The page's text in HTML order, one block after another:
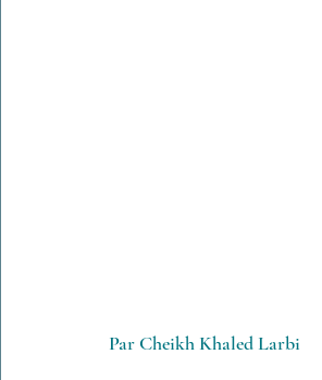
Par Cheikh Khaled Larbi